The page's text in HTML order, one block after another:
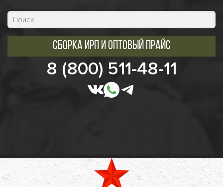
Сборка ИРП и оптовый прайс
8 (800) 511-48-11